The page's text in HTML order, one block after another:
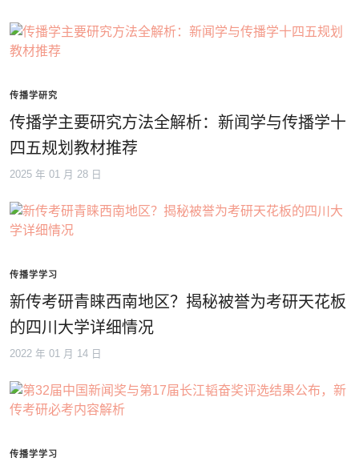
传播学研究
传播学主要研究方法全解析：新闻学与传播学十
四五规划教材推荐
2025 年 01 月 28 日
传播学学习
新传考研青睐西南地区？揭秘被誉为考研天花板
的四川大学详细情况
2022 年 01 月 14 日
传播学学习